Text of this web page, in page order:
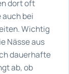
dort oft
bei
Wichtig
Nässe aus
dauerhafte
ab, ob